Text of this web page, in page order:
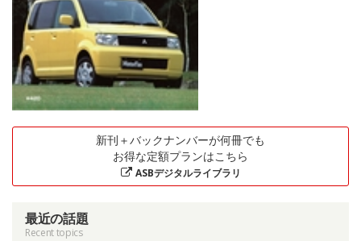
新刊＋バックナンバーが何冊でも
お得な定額プランはこちら
ASBデジタルライブラリ
最近の話題
Recent topics